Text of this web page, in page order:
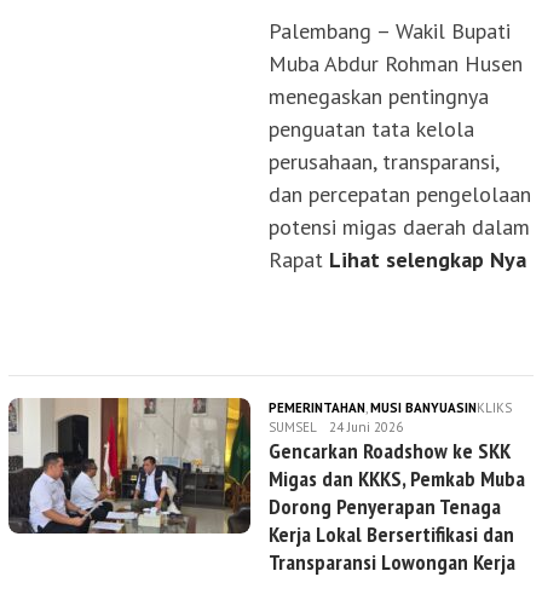
Palembang – Wakil Bupati
Muba Abdur Rohman Husen
menegaskan pentingnya
penguatan tata kelola
perusahaan, transparansi,
dan percepatan pengelolaan
potensi migas daerah dalam
Rapat Lihat selengkap Nya
PEMERINTAHAN,MUSI BANYUASINKLIKS
SUMSEL
24 Juni 2026
Gencarkan Roadshow ke SKK
Migas dan KKKS, Pemkab Muba
Dorong Penyerapan Tenaga
Kerja Lokal Bersertifikasi dan
Transparansi Lowongan Kerja